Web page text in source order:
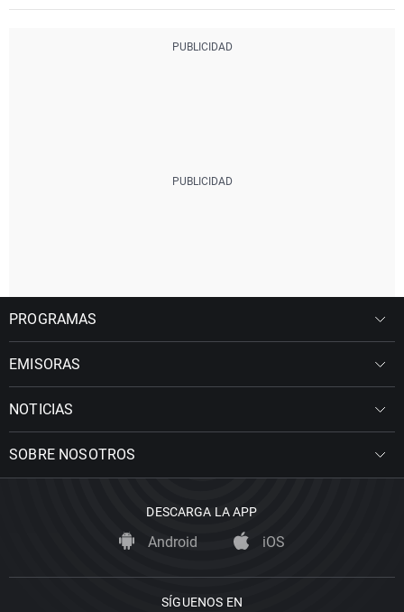
PROGRAMAS
EMISORAS
NOTICIAS
SOBRE NOSOTROS
DESCARGA LA APP
Android iOS
SÍGUENOS EN